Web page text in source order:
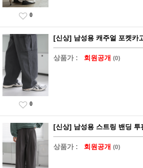
0
[신상] 남성용 캐주얼 포켓카
상품가 : 회원공개 (0)
0
[신상] 남성용 스트링 밴딩 투
상품가 : 회원공개 (0)